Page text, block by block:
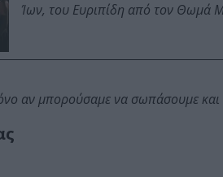
Ίων, του Ευριπίδη από τον Θωμά
αν μπορούσαμε να σωπάσουμε